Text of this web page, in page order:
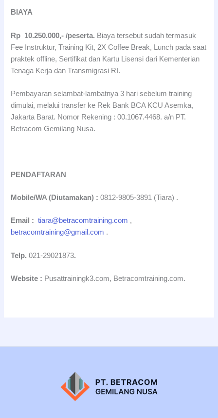
BIAYA
Rp 10.250.000,-/peserta. Biaya tersebut sudah termasuk
Fee Instruktur, Training Kit, 2X Coffee Break, Lunch pada saat
praktek offline, Sertifikat dan Kartu Lisensi dari Kementerian
Tenaga Kerja dan Transmigrasi RI.
Pembayaran selambat-lambatnya 3 hari sebelum training
dimulai, melalui transfer ke Rek Bank BCA KCU Asemka,
Jakarta Barat. Nomor Rekening : 00.1067.4468. a/n PT.
Betracom Gemilang Nusa.
PENDAFTARAN
Mobile/WA (Diutamakan) : 0812-9805-3891 (Tiara) .
Email : tiara@betracomtraining.com ,
betracomtraining@gmail.com .
Telp. 021-29021873.
Website : Pusattrainingk3.com, Betracomtraining.com.